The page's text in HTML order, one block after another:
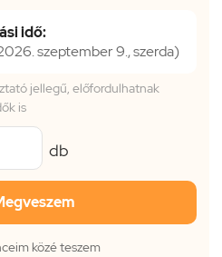
idő:
szeptember 9., szerda)
jellegű, előfordulhatnak
is
db
közé teszem